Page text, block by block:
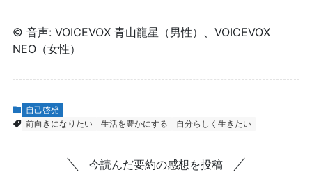
© 音声: VOICEVOX 青山龍星（男性）、VOICEVOX
NEO（女性）
自己啓発
前向きになりたい
生活を豊かにする 自分らしく生きたい
今読んだ要約の感想を投稿